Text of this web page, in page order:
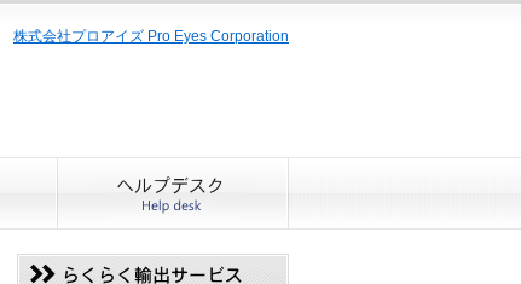
株式会社プロアイズ Pro Eyes Corporation